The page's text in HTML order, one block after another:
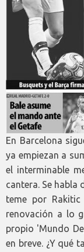
En Barcelona
ya empiezan a
el interminable
cantera. Se habla
teme por
renovación a lo
propio 'Mundo
en breve. ¿Y qué